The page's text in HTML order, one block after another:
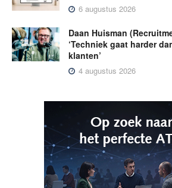
6 augustus 2026
Daan Huisman
‘Techniek gaat harder
klanten’
4 augustus 2026